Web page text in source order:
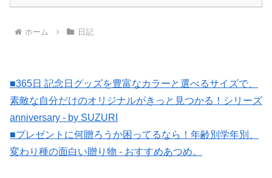
ホーム 日記
■365日 記念日グッズを豊富なカラーと選べるサイズで、
素敵な自分だけのオリジナルがきっと見つかる！シリーズ
anniversary - by SUZURI
■プレゼントに何贈ろうか困ってるなら！年齢別学年別、
変わり種の面白い贈り物 - おすすめあつめ。